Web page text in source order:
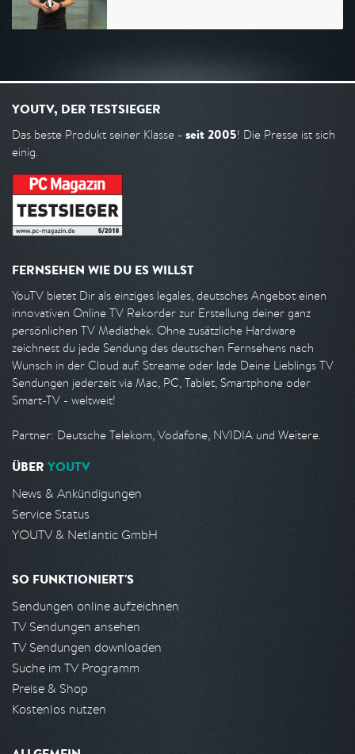
YOUTV, DER TESTSIEGER
Das beste Produkt seiner Klasse - seit 2005! Die Presse ist sich
einig.
FERNSEHEN WIE DU ES WILLST
YouTV bietet Dir als einziges legales, deutsches Angebot einen
innovativen Online TV Rekorder zur Erstellung deiner ganz
persönlichen TV Mediathek. Ohne zusätzliche Hardware
zeichnest du jede Sendung des deutschen Fernsehens nach
Wunsch in der Cloud auf. Streame oder lade Deine Lieblings TV
Sendungen jederzeit via Mac, PC, Tablet, Smartphone oder
Smart-TV - weltweit!
Partner: Deutsche Telekom, Vodafone, NVIDIA und Weitere.
ÜBER YOUTV
News & Ankündigungen
Service Status
YOUTV & Netlantic GmbH
SO FUNKTIONIERT'S
Sendungen online aufzeichnen
TV Sendungen ansehen
TV Sendungen downloaden
Suche im TV Programm
Preise & Shop
Kostenlos nutzen